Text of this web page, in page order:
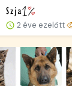
2 éve ezelőtt